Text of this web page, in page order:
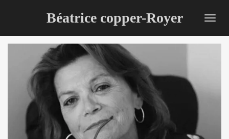
contenu
Béatrice copper-Royer